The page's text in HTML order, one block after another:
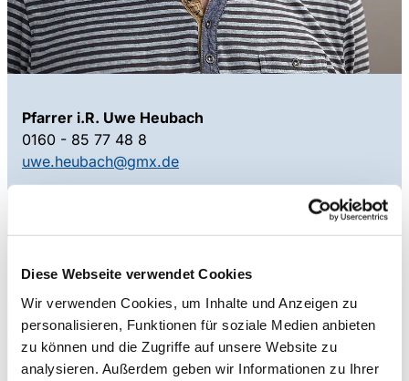
Diese Webseite verwendet Cookies
Wir verwenden Cookies, um Inhalte und Anzeigen zu
personalisieren, Funktionen für soziale Medien anbieten
zu können und die Zugriffe auf unsere Website zu
analysieren. Außerdem geben wir Informationen zu Ihrer
Pfarrer i.R. Uwe Heubach
0160 - 85 77 48 8
uwe.heubach@gmx.de